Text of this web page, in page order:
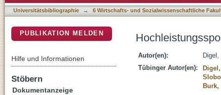
Universitätsbibliographie → 6 Wirtschafts- und Sozialwissenschaftliche
Autor(en):
Tübinger Autor(en):
Burk,
PUBLIKATION MELDEN
Hilfe und Informationen
Stöbern
Dokumentanzeige